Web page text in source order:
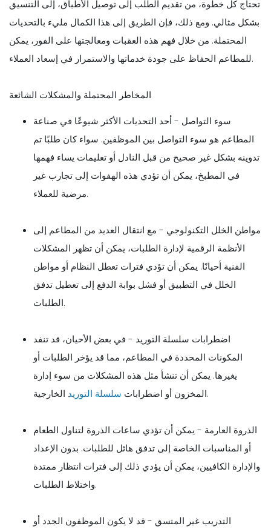
تحتاج كل خطوة، من تقديم الطلب إلى توصيل الأطباق، إلى التنسيق
بشكل مثالي. ومع ذلك، فإن الطريق إلى هذا الكمال مليء بالتحديات
المحتملة. من خلال فهم هذه العقبات ومعالجتها على الفور، يمكن
للمطاعم الحفاظ على جودة خدماتها والاستمرار في إسعاد العملاء.
المخاطر المحتملة والمشكلات الشائعة
سوء التواصل - أحد التحديات الأكثر شيوعًا في صناعة
المطاعم هو سوء التواصل بين الموظفين. سواء كان طلبًا تم
تدوينه بشكل غير صحيح من قبل النادل أو تعليمات يساء فهمها
في المطبخ، يمكن أن تؤدي هذه الهفوات إلى تجارب غير
مرضية للعملاء.
مواطن الخلل التكنولوجي - مع انتقال العديد من المطاعم إلى
الأنظمة الرقمية لإدارة الطلبات، يمكن أن تظهر المشكلات
الفنية أحيانًا. يمكن أن تؤدي فترات تعطل النظام أو مواطن
الخلل في التطبيق أو فشل بوابة الدفع إلى تعطيل تدفق
الطلبات.
اضطرابات سلسلة التوريد - في بعض الأحيان، قد تنفد
المكونات المحددة في المطاعم، مما قد يؤخر الطلبات أو
يغيرها. يمكن أن تنشأ مثل هذه المشكلات من سوء إدارة
المخزون أو اضطرابات سلسلة التوريد الخارجية.
الذروة العارمة - يمكن أن تؤدي ساعات الذروة لتناول الطعام
أو المناسبات الخاصة إلى تدفق هائل للطلبات. بدون الإعداد
والإدارة الكافيين، يمكن أن يؤدي ذلك إلى فترات انتظار ممتدة
واختلاط الطلبات.
التدريب غير المتسق - قد لا يكون الموظفون الجدد أو